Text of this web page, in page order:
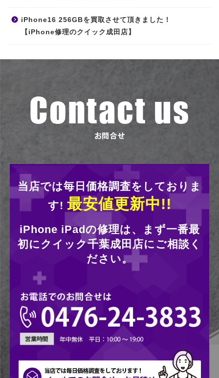
iPhone16 256GBを買取させて頂きました！
【iPhone修理のクイック成田店】
当店では毎日価格調査をしておりま
す! 最安値更新中!!
iPhone iPadの修理は、まず一番最
初にクイック千葉成田店にご相談く
ださい。